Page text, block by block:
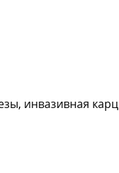
инвазивная